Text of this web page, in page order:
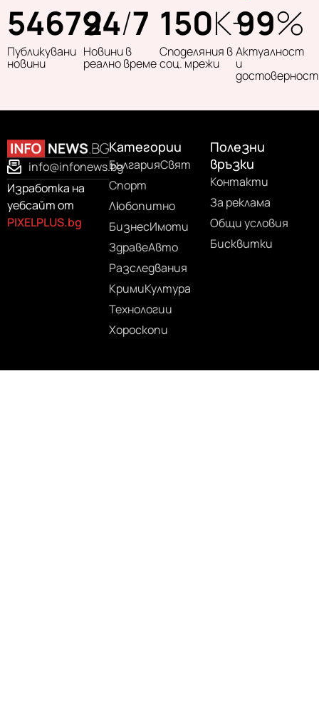
54679
Публикувани
новини
24/7
Новини в
реално време
150K+
Споделяния в
соц. мрежи
99%
Актуалност
и
достоверност
info@infonews.bg
Изработка на
уебсайт от
PIXELPLUS.bg
Категории
БългарияСвят
Спорт
Любопитно
БизнесИмоти
ЗдравеАвто
Разследвания
КримиКултура
Технологии
Хороскопи
Полезни
връзки
Контакти
За реклама
Общи условия
Бисквитки